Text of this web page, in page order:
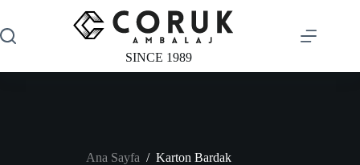
content
SINCE 1989
Ana Sayfa / Karton Bardak